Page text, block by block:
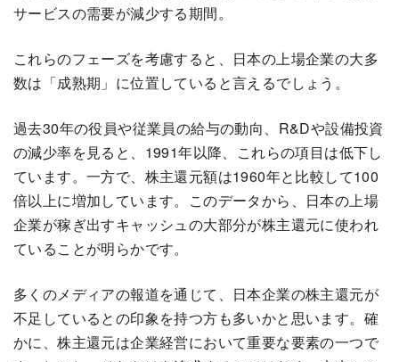
サービスの需要が減少する期間。
これらのフェーズを考慮すると、日本の上場企業の大多
数は「成熟期」に位置していると言えるでしょう。
過去30年の役員や従業員の給与の動向、R&Dや設備投資
の減少率を見ると、1991年以降、これらの項目は低下し
ています。一方で、株主還元額は1960年と比較して100
倍以上に増加しています。このデータから、日本の上場
企業が稼ぎ出すキャッシュの大部分が株主還元に使われ
ていることが明らかです。
多くのメディアの報道を通じて、日本企業の株主還元が
不足しているとの印象を持つ方も多いかと思います。確
かに、株主還元は企業経営において重要な要素の一つで